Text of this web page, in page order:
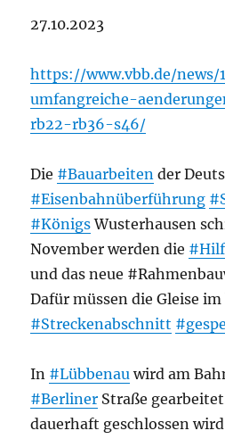
27.10.2023
https://www.vbb.de/
umfangreiche-
rb22-rb36-s46/
Die #Bauarbeiten der
#Eisenbahnüberführung
#KönigsWusterhausen
November werden die
und das neue
Dafür müssen die Gleise
#Streckenabschnitt
In #Lübbenau wird am
#Berliner Straße
dauerhaft geschlossen